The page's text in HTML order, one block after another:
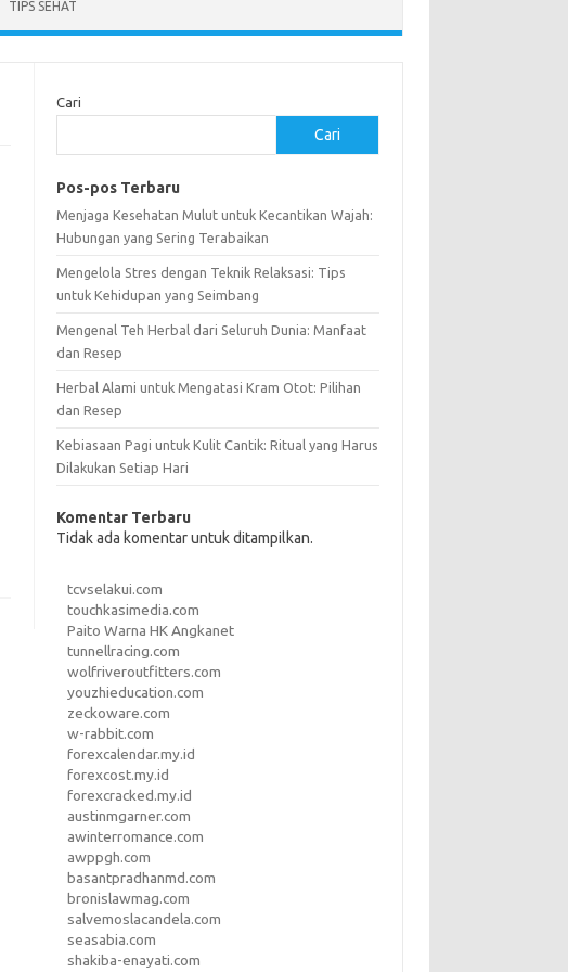
TIPS SEHAT
Cari
Cari
Pos-pos Terbaru
Menjaga Kesehatan Mulut untuk Kecantikan Wajah:
Hubungan yang Sering Terabaikan
Mengelola Stres dengan Teknik Relaksasi: Tips
untuk Kehidupan yang Seimbang
Mengenal Teh Herbal dari Seluruh Dunia: Manfaat
dan Resep
Herbal Alami untuk Mengatasi Kram Otot: Pilihan
dan Resep
Kebiasaan Pagi untuk Kulit Cantik: Ritual yang Harus
Dilakukan Setiap Hari
Komentar Terbaru
Tidak ada komentar untuk ditampilkan.
tcvselakui.com
touchkasimedia.com
Paito Warna HK Angkanet
tunnellracing.com
wolfriveroutfitters.com
youzhieducation.com
zeckoware.com
w-rabbit.com
forexcalendar.my.id
forexcost.my.id
forexcracked.my.id
austinmgarner.com
awinterromance.com
awppgh.com
basantpradhanmd.com
bronislawmag.com
salvemoslacandela.com
seasabia.com
shakiba-enayati.com